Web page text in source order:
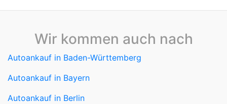
Wir kommen auch nach
Autoankauf in Baden-Württemberg
Autoankauf in Bayern
Autoankauf in Berlin